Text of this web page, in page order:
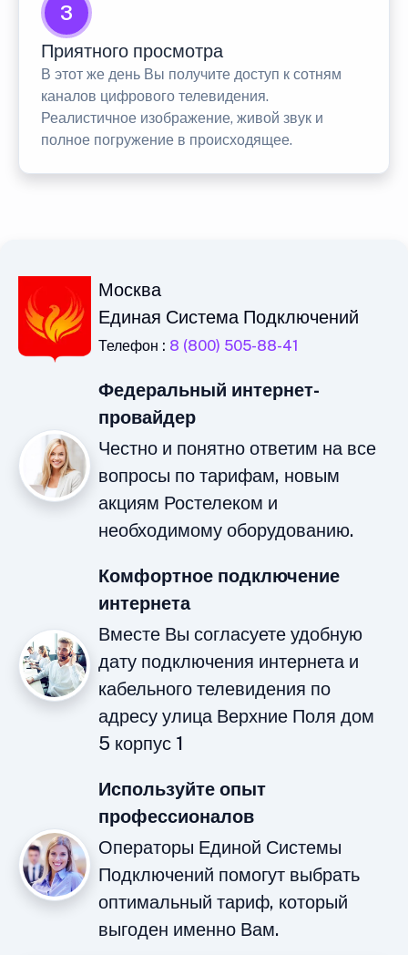
3
Приятного просмотра
В этот же день Вы получите доступ к сотням
каналов цифрового телевидения.
Реалистичное изображение, живой звук и
полное погружение в происходящее.
Москва
Единая Система Подключений
Телефон : 8 (800) 505-88-41
Федеральный интернет-
провайдер
Честно и понятно ответим на все
вопросы по тарифам, новым
акциям Ростелеком и
необходимому оборудованию.
Комфортное подключение
интернета
Вместе Вы согласуете удобную
дату подключения интернета и
кабельного телевидения по
адресу улица Верхние Поля дом
5 корпус 1
Используйте опыт
профессионалов
Операторы Единой Системы
Подключений помогут выбрать
оптимальный тариф, который
выгоден именно Вам.